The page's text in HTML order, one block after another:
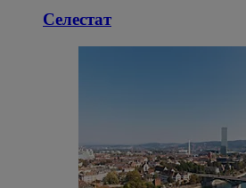
Селестат